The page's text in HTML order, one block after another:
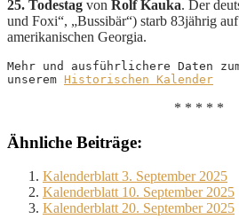
25. Todestag von Rolf Kauka. Der
und Foxi“, „Bussibär“) starb 83jährig
amerikanischen Georgia.
Mehr und ausführlichere Daten
unserem Historischen Kalender
* * * * *
Ähnliche Beiträge:
Kalenderblatt 3. September 2025
Kalenderblatt 10. September 2025
Kalenderblatt 20. September 2025